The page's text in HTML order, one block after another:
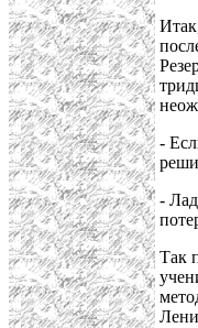
-
-
Так